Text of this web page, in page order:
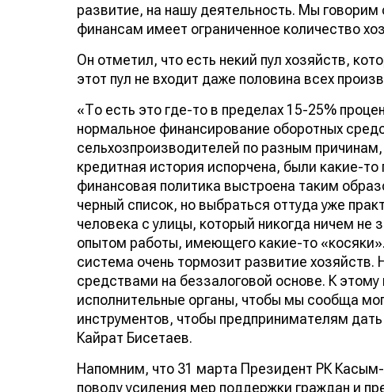
развитие, на нашу деятельность. Мы говорим
финансам имеет ограниченное количество
Он отметил, что есть некий пул хозяйств,
этот пул не входит даже половина всех
«То есть это где-то в пределах 15-25%
нормальное финансирование оборотных
сельхозпроизводителей по разным
кредитная история испорчена, были какие-
финансовая политика выстроена таким
черный список, но выбраться оттуда уже
человека с улицы, который никогда ничем
опытом работы, имеющего какие-то
система очень тормозит развитие
средствами на беззалоговой основе. К
исполнительные органы, чтобы мы сообща
инструментов, чтобы предпринимателям
Кайрат Бисетаев.
Напомним, что 31 марта Президент РК
поводу усиления мер поддержки граждан и